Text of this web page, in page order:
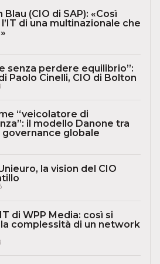
Blau (CIO di SAP): «Così
di una multinazionale che
senza perdere equilibrio”:
Paolo Cinelli, CIO di Bolton
“veicolatore di
il modello Danone tra
governance globale
Unieuro, la vision del CIO
di WPP Media: così si
complessità di un network